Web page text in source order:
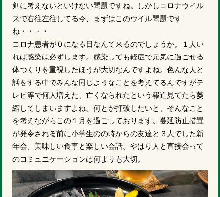
剣に考えないといけない問題ですね。しかしコロナウイル
スで右往左往してる今、まずはこのウイル問題です
ね・・・・
コロナ患者が０になる日なんて来るのでしょうか。１人い
れば感染は必ずします。感染しても軽症で元気に過ごせる
体つくりを重視したほうが大切なんですよね。色んな人と
話をする中でみんな同じようなことを考えてるんですがテ
レビ等で何人増えた、亡くなられたという報道見てたら萎
縮してしまいますよね。何とか打破したいと、そんなこと
を考えながらこの１月を過ごしております。蔓延防止措置
が発令される前に小学生のの時からの友達と３人でした新
年会。美味しい食事と楽しい会話。やはり人と直接会って
のコミュニケーションは何よりも大切。